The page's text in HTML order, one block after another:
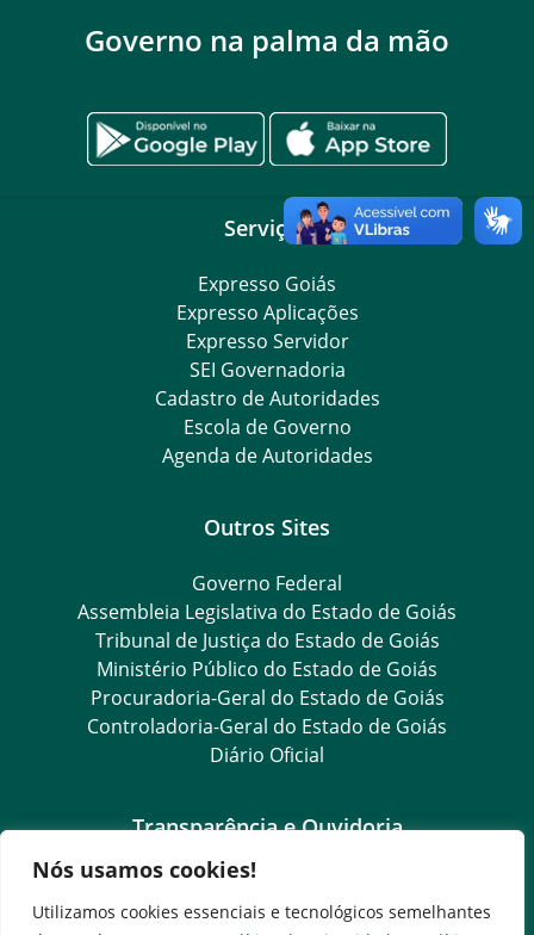
Nós usamos cookies!
Utilizamos cookies essenciais e tecnológicos semelhantes
Governo na palma da mão
Serviços
Expresso Goiás
Expresso Aplicações
Expresso Servidor
SEI Governadoria
Cadastro de Autoridades
Escola de Governo
Agenda de Autoridades
Outros Sites
Governo Federal
Assembleia Legislativa do Estado de Goiás
Tribunal de Justiça do Estado de Goiás
Ministério Público do Estado de Goiás
Procuradoria-Geral do Estado de Goiás
Controladoria-Geral do Estado de Goiás
Diário Oficial
Transparência e Ouvidoria
LGPD
Goiás Transparência